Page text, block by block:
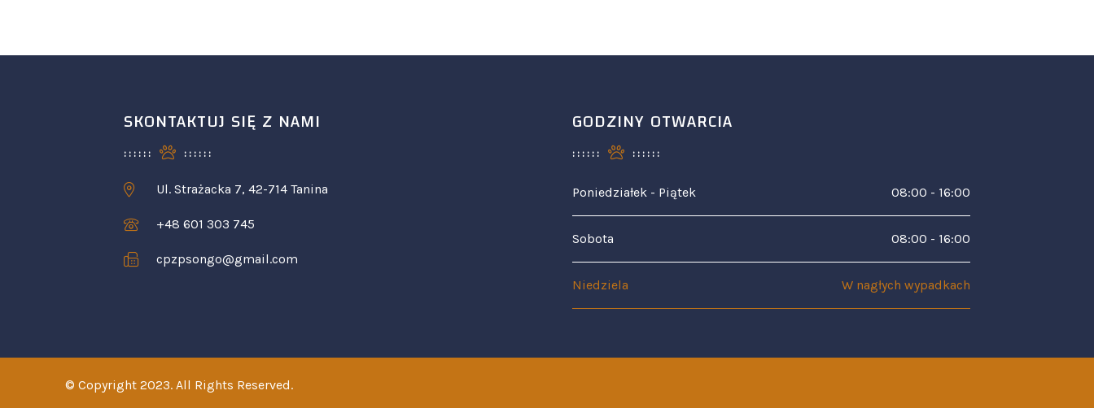
SKONTAKTUJ SIĘ Z NAMI
Ul. Strażacka 7, 42-714 Tanina
+48 601 303 745
cpzpsongo@gmail.com
GODZINY OTWARCIA
Poniedziałek - Piątek 08:00 - 16:00
Sobota 08:00 - 16:00
Niedziela W nagłych wypadkach
© Copyright 2023. All Rights Reserved.